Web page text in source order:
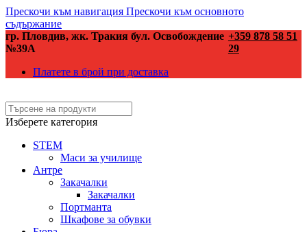
Прескочи към навигация Прескочи към основното
съдържание
гр. Пловдив, жк. Тракия бул. Освобождение
№39А
+359 878 58 51
29
Платете в брой при доставка
Изберете категория
STEM
Маси за училище
Антре
Закачалки
Закачалки
Портманта
Шкафове за обувки